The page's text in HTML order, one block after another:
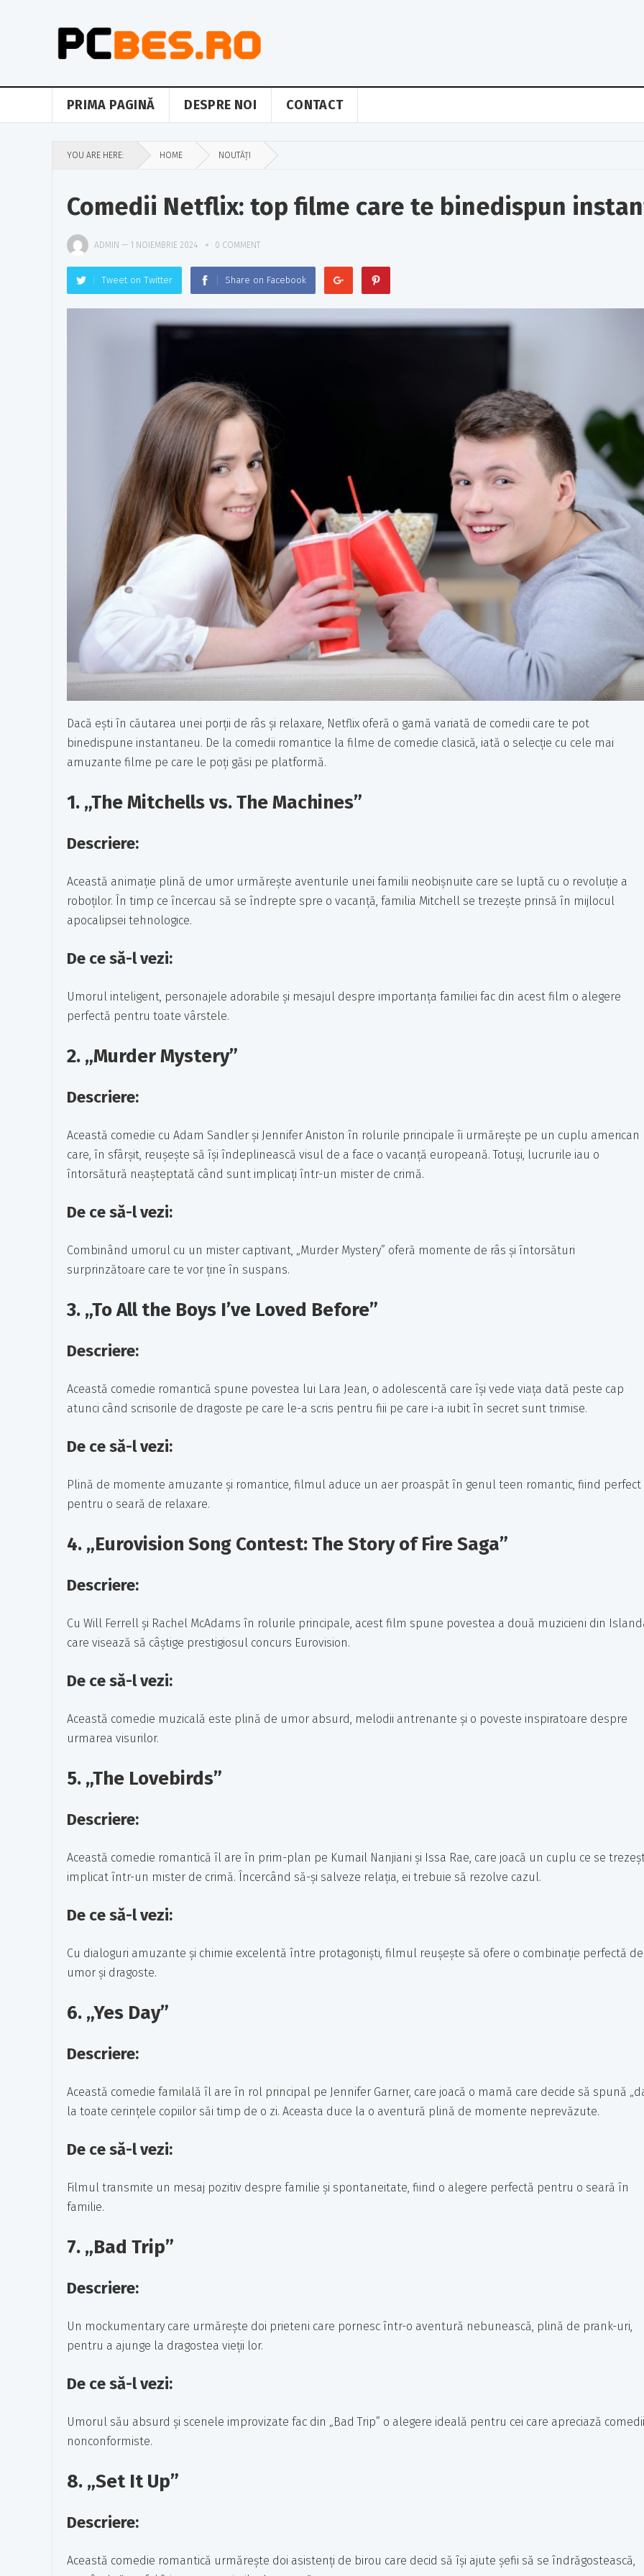
PRIMA PAGINĂ DESPRE NOI CONTACT
YOU ARE HERE: HOME NOUTĂȚI
Comedii Netflix: top filme care te binedispun
ADMIN — 1 NOIEMBRIE 2024 0 COMMENT
Tweet on Twitter Share on Facebook
Dacă ești în căutarea unei porții de râs și relaxare, Netflix oferă o gamă variată de comedii care te pot
binedispune instantaneu. De la comedii romantice la filme de comedie clasică, iată o selecție cu cele mai
amuzante filme pe care le poți găsi pe platformă.
1. „The Mitchells vs. The Machines”
Descriere:
Această animație plină de umor urmărește aventurile unei familii neobișnuite care se luptă cu o revoluție a
roboților. În timp ce încercau să se îndrepte spre o vacanță, familia Mitchell se trezește prinsă în mijlocul
apocalipsei tehnologice.
De ce să-l vezi:
Umorul inteligent, personajele adorabile și mesajul despre importanța familiei fac din acest film o alegere
perfectă pentru toate vârstele.
2. „Murder Mystery”
Descriere:
Această comedie cu Adam Sandler și Jennifer Aniston în rolurile principale îi urmărește pe un cuplu american
care, în sfârșit, reușește să își îndeplinească visul de a face o vacanță europeană. Totuși, lucrurile iau o
întorsătură neașteptată când sunt implicați într-un mister de crimă.
De ce să-l vezi:
Combinând umorul cu un mister captivant, „Murder Mystery” oferă momente de râs și întorsături
surprinzătoare care te vor ține în suspans.
3. „To All the Boys I’ve Loved Before”
Descriere:
Această comedie romantică spune povestea lui Lara Jean, o adolescentă care își vede viața dată peste cap
atunci când scrisorile de dragoste pe care le-a scris pentru fiii pe care i-a iubit în secret sunt trimise.
De ce să-l vezi:
Plină de momente amuzante și romantice, filmul aduce un aer proaspăt în genul teen romantic, fiind perfect
pentru o seară de relaxare.
4. „Eurovision Song Contest: The Story of Fire Saga”
Descriere:
Cu Will Ferrell și Rachel McAdams în rolurile principale, acest film spune povestea a două muzicieni din
care visează să câștige prestigiosul concurs Eurovision.
De ce să-l vezi:
Această comedie muzicală este plină de umor absurd, melodii antrenante și o poveste inspiratoare despre
urmarea visurilor.
5. „The Lovebirds”
Descriere:
Această comedie romantică îl are în prim-plan pe Kumail Nanjiani și Issa Rae, care joacă un cuplu ce se
implicat într-un mister de crimă. Încercând să-și salveze relația, ei trebuie să rezolve cazul.
De ce să-l vezi:
Cu dialoguri amuzante și chimie excelentă între protagoniști, filmul reușește să ofere o combinație perfectă de
umor și dragoste.
6. „Yes Day”
Descriere:
Această comedie familală îl are în rol principal pe Jennifer Garner, care joacă o mamă care decide să spună
la toate cerințele copiilor săi timp de o zi. Aceasta duce la o aventură plină de momente neprevăzute.
De ce să-l vezi:
Filmul transmite un mesaj pozitiv despre familie și spontaneitate, fiind o alegere perfectă pentru o seară în
familie.
7. „Bad Trip”
Descriere:
Un mockumentary care urmărește doi prieteni care pornesc într-o aventură nebunească, plină de prank-uri,
pentru a ajunge la dragostea vieții lor.
De ce să-l vezi:
Umorul său absurd și scenele improvizate fac din „Bad Trip” o alegere ideală pentru cei care apreciază
nonconformiste.
8. „Set It Up”
Descriere:
Această comedie romantică urmărește doi asistenți de birou care decid să își ajute șefii să se îndrăgostească,